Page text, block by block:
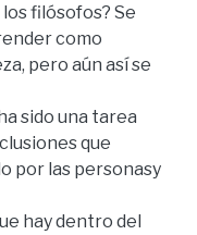
filósofos? Se
como
pero aún así se
sido una tarea
que
por las personasy
hay dentro del